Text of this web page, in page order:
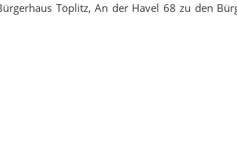
Töplitz, An der Havel 68 zu den